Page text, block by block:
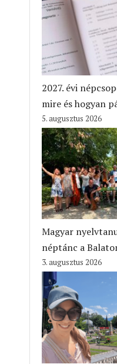
2027. évi
mire és hogyan
5. augusztus 2026
Magyar
néptánc a
3. augusztus 2026